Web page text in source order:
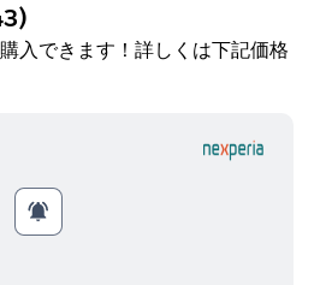
)
入できます！詳しくは下記価格